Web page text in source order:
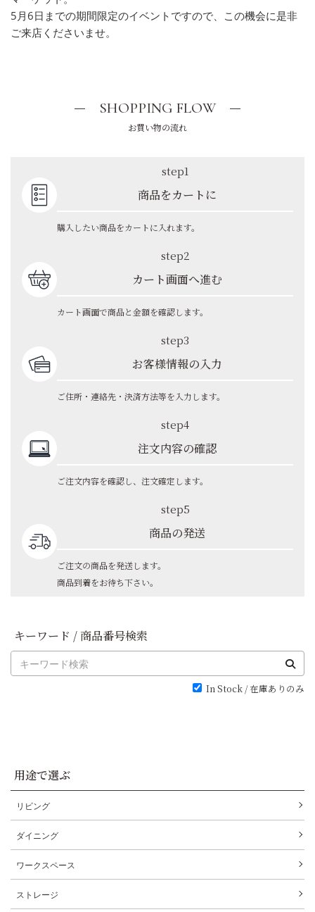
5月6日までの期間限定のイベントですので、この機会に是非
ご来店くださいませ。
SHOPPING FLOW
お買い物の流れ
step1
商品をカートに
購入したい商品をカートに入れます。
step2
カート画面へ進む
カート画面で商品と金額を確認します。
step3
お客様情報の入力
ご住所・連絡先・決済方法等を入力します。
step4
注文内容の確認
ご注文内容を確認し、注文確定します。
step5
商品の発送
ご注文の商品を発送します。
商品到着をお待ち下さい。
キーワード / 商品番号検索
In Stock / 在庫ありのみ
用途で選ぶ
リビング
ダイニング
ワークスペース
ストレージ